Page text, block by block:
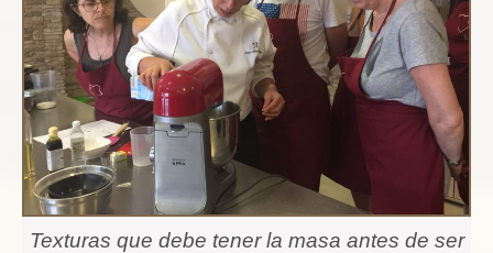
Texturas que debe tener la masa antes de ser